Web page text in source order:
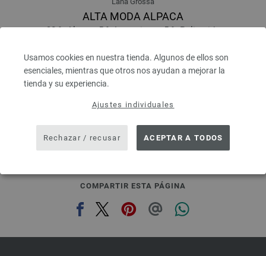
Usamos cookies en nuestra tienda. Algunos de ellos son
esenciales, mientras que otros nos ayudan a mejorar la
tienda y su experiencia.
Ajustes individuales
Rechazar / recusar ACEPTAR A TODOS
ALTA MODA ALPACA
90 % Alpaca, 5 % Lana virgen, 5 % Poliamida
Grosor de las agujas: 5 - 6
6,68 €
IVA no incluido, más gastos de envío, Precio base:
prev next
COMPARTIR ESTA PÁGINA